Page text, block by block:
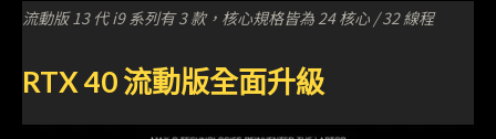
流動版 13 代 i9 系列有 3 款，核心規格皆為 24 核心 / 32 線程
RTX 40 流動版全面升級